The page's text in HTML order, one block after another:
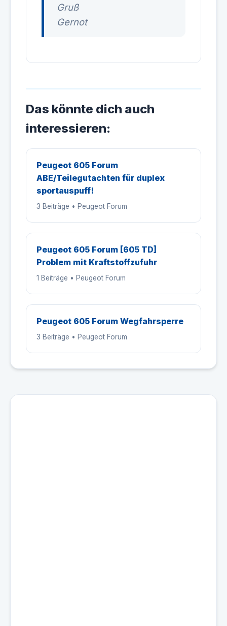
Gruß
Gernot
Das könnte dich auch
interessieren:
Peugeot 605 Forum
ABE/Teilegutachten für duplex
sportauspuff!
3 Beiträge • Peugeot Forum
Peugeot 605 Forum [605 TD]
Problem mit Kraftstoffzufuhr
1 Beiträge • Peugeot Forum
Peugeot 605 Forum Wegfahrsperre
3 Beiträge • Peugeot Forum